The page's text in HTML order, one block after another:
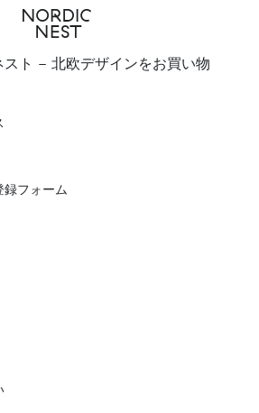
スト - 北欧デザインをお買い物
フォーム